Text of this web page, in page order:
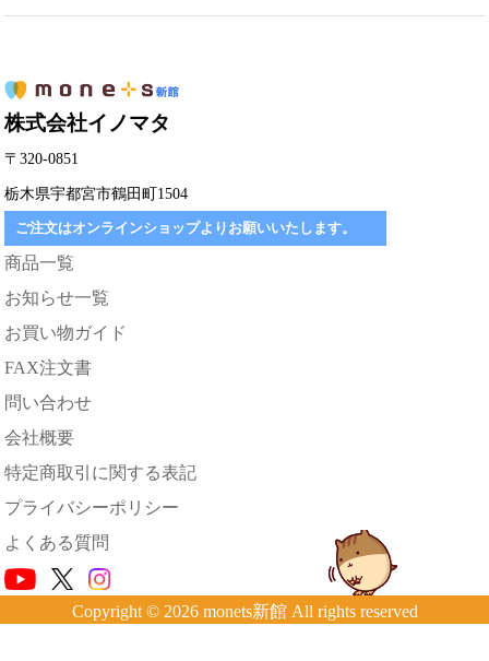
株式会社イノマタ
〒320-0851
栃木県宇都宮市鶴田町1504
ご注文はオンラインショップよりお願いいたします。
商品一覧
お知らせ一覧
お買い物ガイド
FAX注文書
問い合わせ
会社概要
特定商取引に関する表記
プライバシーポリシー
よくある質問
Copyright © 2026 monets新館 All rights reserved